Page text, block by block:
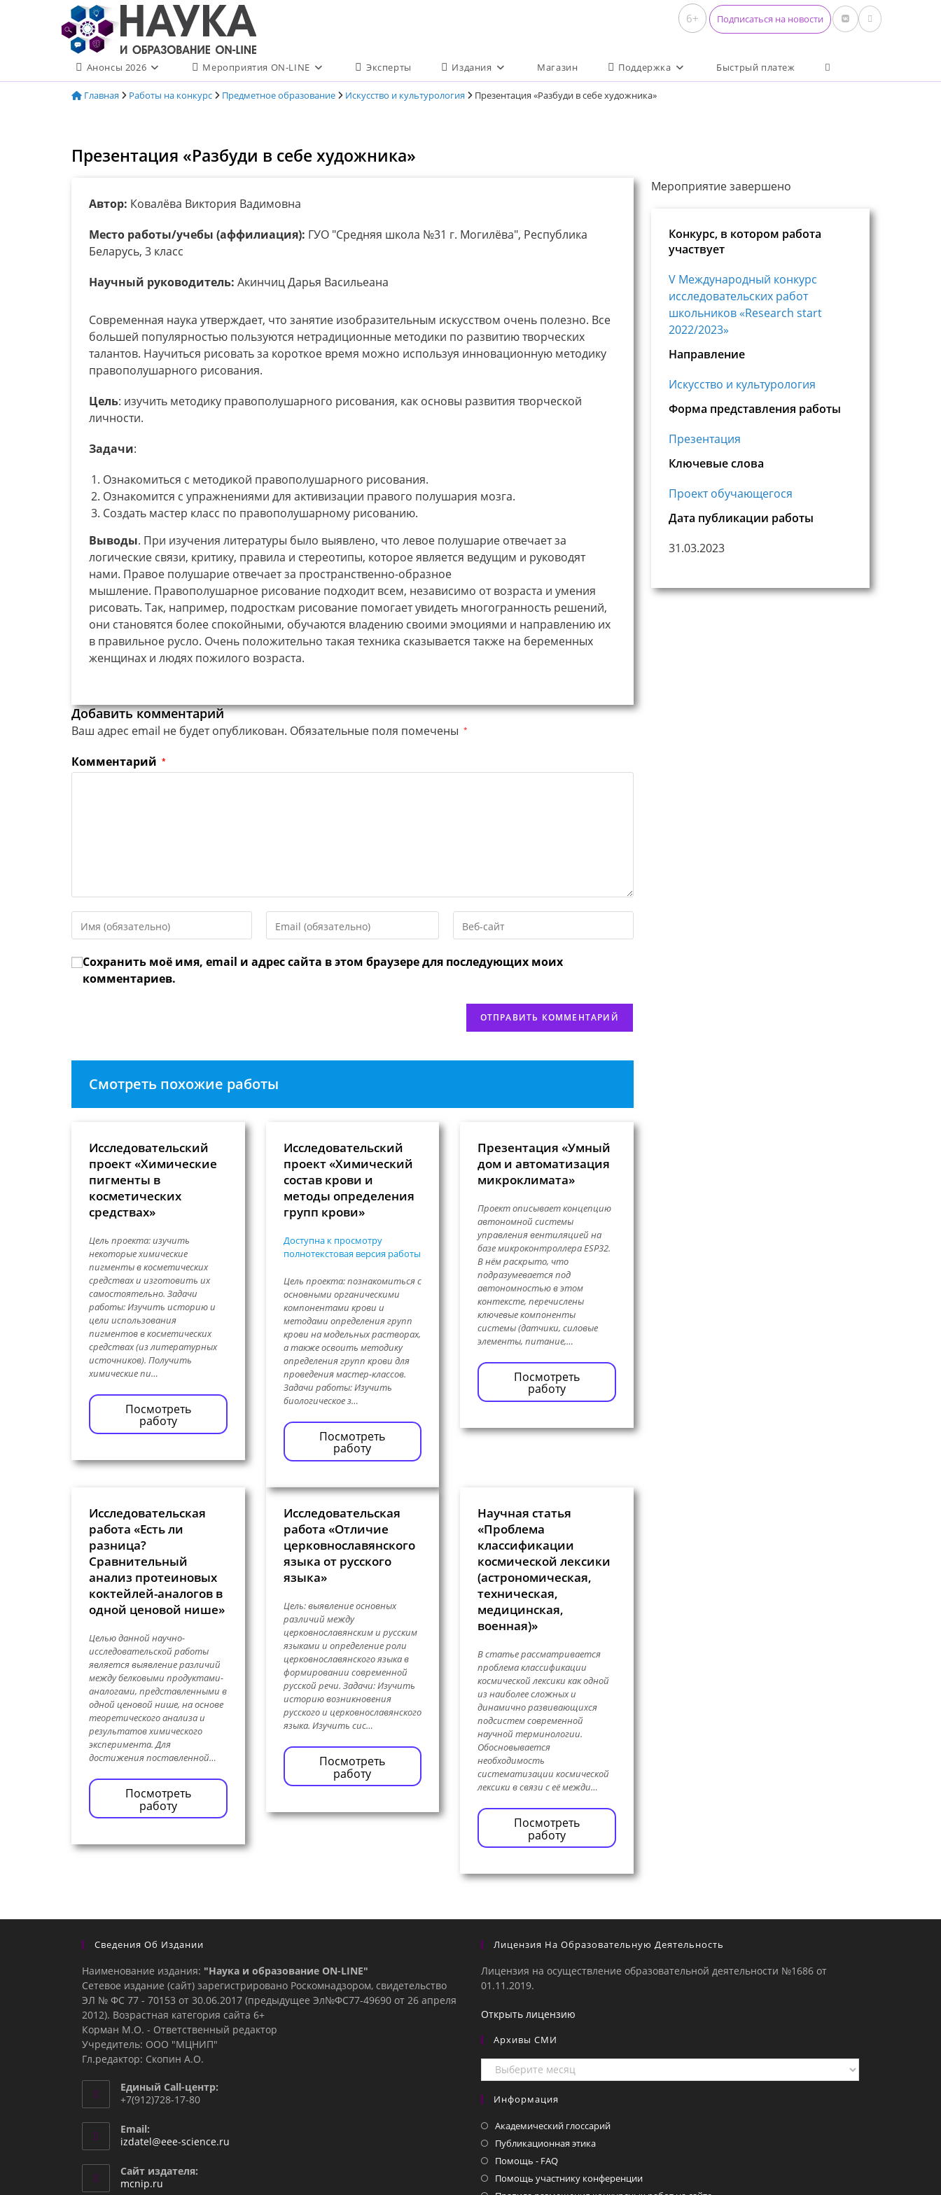
содержимому
6+ Подписаться на новости
Анонсы 2026 Мероприятия ON-LINE Эксперты Издания Магазин Поддержка Быстрый платеж Переключить поиск по
Главная Работы на конкурс Предметное образование Искусство и культурология Презентация «Разбуди в себе художника»
Презентация «Разбуди в себе художника»
Автор: Ковалёва Виктория Вадимовна
Место работы/учебы (аффилиация): ГУО "Средняя школа №31 г. Могилёва", Республика
Беларусь, 3 класс
Научный руководитель: Акинчиц Дарья Васильеана
Современная наука утверждает, что занятие изобразительным искусством очень полезно. Все
большей популярностью пользуются нетрадиционные методики по развитию творческих
талантов. Научиться рисовать за короткое время можно используя инновационную методику
правополушарного рисования.
Цель: изучить методику правополушарного рисования, как основы развития творческой
личности.
Задачи:
Ознакомиться с методикой правополушарного рисования.
Ознакомится с упражнениями для активизации правого полушария мозга.
Создать мастер класс по правополушарному рисованию.
Выводы. При изучения литературы было выявлено, что левое полушарие отвечает за
логические связи, критику, правила и стереотипы, которое является ведущим и руководят
нами. Правое полушарие отвечает за пространственно-образное
мышление. Правополушарное рисование подходит всем, независимо от возраста и умения
рисовать. Так, например, подросткам рисование помогает увидеть многогранность решений,
они становятся более спокойными, обучаются владению своими эмоциями и направлению их
в правильное русло. Очень положительно такая техника сказывается также на беременных
женщинах и людях пожилого возраста.
Добавить комментарий
Ваш адрес email не будет опубликован. Обязательные поля помечены *
Комментарий *
свое
или
имя
свой
адрес,
URL
веб-
Сохранить моё имя, email и адрес сайта в этом браузере для последующих моих
комментариев.
Смотреть похожие работы
Исследовательский
проект «Химические
пигменты в
косметических
средствах»
Цель проекта: изучить
некоторые химические
пигменты в косметических
средствах и изготовить их
самостоятельно. Задачи
работы: Изучить историю и
цели использования
пигментов в косметических
средствах (из литературных
источников). Получить
химические пи…
Посмотреть
работу
Исследовательский
проект «Химический
состав крови и
методы определения
групп крови»
Доступна к просмотру
полнотекстовая версия работы
Цель проекта: познакомиться с
основными органическими
компонентами крови и
методами определения групп
крови на модельных растворах,
а также освоить методику
определения групп крови для
проведения мастер-классов.
Задачи работы: Изучить
биологическое з…
Посмотреть
работу
Презентация «Умный
дом и автоматизация
микроклимата»
Проект описывает концепцию
автономной системы
управления вентиляцией на
базе микроконтроллера ESP32.
В нём раскрыто, что
подразумевается под
автономностью в этом
контексте, перечислены
ключевые компоненты
системы (датчики, силовые
элементы, питание,…
Посмотреть
работу
Исследовательская
работа «Есть ли
разница?
Сравнительный
анализ протеиновых
коктейлей-аналогов в
одной ценовой нише»
Целью данной научно-
исследовательской работы
является выявление различий
между белковыми продуктами-
аналогами, представленными в
одной ценовой нише, на основе
теоретического анализа и
результатов химического
эксперимента. Для
достижения поставленной…
Посмотреть
работу
Исследовательская
работа «Отличие
церковнославянского
языка от русского
языка»
Цель: выявление основных
различий между
церковнославянским и русским
языками и определение роли
церковнославянского языка в
формировании современной
русской речи. Задачи: Изучить
историю возникновения
русского и церковнославянского
языка. Изучить сис…
Посмотреть
работу
Научная статья
«Проблема
классификации
космической лексики
(астрономическая,
техническая,
медицинская,
военная)»
В статье рассматривается
проблема классификации
космической лексики как одной
из наиболее сложных и
динамично развивающихся
подсистем современной
научной терминологии.
Обосновывается
необходимость
систематизации космической
лексики в связи с её межди…
Посмотреть
работу
Мероприятие завершено
Конкурс, в котором работа
участвует
V Международный конкурс
исследовательских работ
школьников «Research start
2022/2023»
Направление
Искусство и культурология
Форма представления работы
Презентация
Ключевые слова
Проект обучающегося
Дата публикации работы
31.03.2023
Сведения Об Издании
Наименование издания: "Наука и образование ON-LINE"
Сетевое издание (сайт) зарегистрировано Роскомнадзором, свидетельство
ЭЛ № ФС 77 - 70153 от 30.06.2017 (предыдущее Эл№ФC77-49690 от 26 апреля
2012). Возрастная категория сайта 6+
Корман М.О. - Ответственный редактор
Учредитель: ООО "МЦНИП"
Гл.редактор: Скопин А.О.
Единый Call-центр:
+7(912)728-17-80
Email:
izdatel@eee-science.ru
Сайт издателя:
mcnip.ru
Лицензия На Образовательную Деятельность
Лицензия на осуществление образовательной деятельности №1686 от
01.11.2019.
Открыть лицензию
Архивы СМИ
Архивы
СМИ
Информация
Академический глоссарий
Публикационная этика
Помощь - FAQ
Помощь участнику конференции